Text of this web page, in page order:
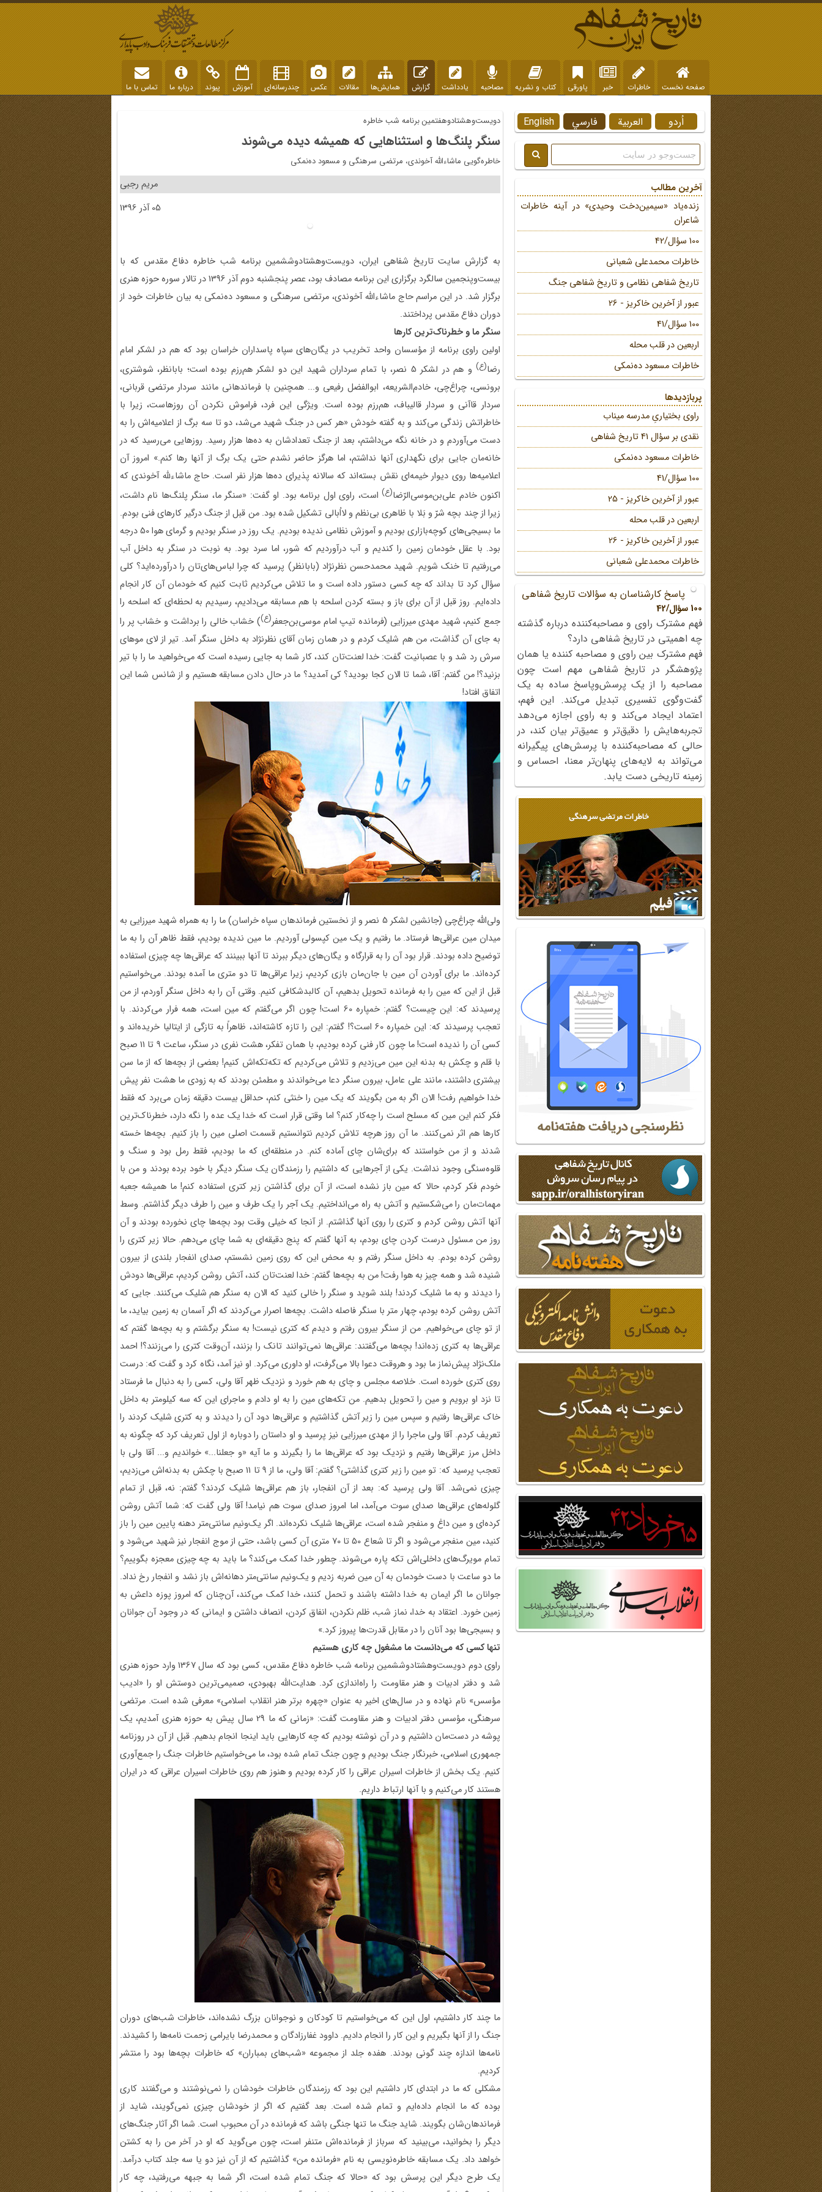
صفحه نخست خاطرات خبر پاورقی کتاب و نشریه مصاحبه یادداشت گزارش همایش‌ها مقالات عکس چندرسانه‌ای آموزش پیوند درباره ما تماس با ما
دویست‌وهشتادوهفتمین برنامه شب خاطره
سنگر پلنگ‌ها و استثنا‌‌هایی که همیشه دیده می‌شوند
خاطره‌گویی ماشاءالله آخوندی، مرتضی سرهنگی و مسعود ده‌نمکی
مریم رجبی
05 آذر 1396
به گزارش سایت تاریخ شفاهی ایران، دویست‌وهشتادوششمین برنامه شب خاطره دفاع مقدس که با
بیست‌وپنجمین سالگرد برگزاری این برنامه مصادف بود، عصر پنجشنبه دوم آذر 1396 در تالار سوره حوزه هنری
برگزار شد. در این مراسم حاج ماشاءالله آخوندی، مرتضی سرهنگی و مسعود ده‌نمکی به بیان خاطرات خود از
دوران دفاع مقدس پرداختند.
سنگر ما و خطرناک‌ترین کارها
اولین راوی برنامه از مؤسسان واحد تخریب در یگان‌های سپاه پاسداران خراسان بود که هم در لشکر امام
رضا(ع)
و هم در لشکر 5 نصر، با تمام سرداران شهید این دو لشکر هم‌رزم بوده است؛ بابانظر، شوشتری‌،
برونسی، چراغ‌چی، خادم‌الشریعه، ابوالفضل رفیعی و... همچنین با فرماندهانی مانند سردار مرتضی قربانی،
سردار قاآنی و سردار قالیباف، هم‌رزم بوده است. ویژگی این فرد، فراموش نکردن آن روزهاست، زیرا با
خاطراتش زندگی می‌کند و به گفته خودش «هر کس در جنگ شهید می‌شد، دو تا سه برگ از اعلامیه‌اش را به
دست می‌آوردم و در خانه نگه می‌داشتم، بعد از جنگ تعدادشان به ده‌ها هزار رسید. روزهایی می‌رسید که در
خانه‌مان جایی برای نگهداری آنها نداشتم، اما هرگز حاضر نشدم حتی یک برگ از آنها رها کنم.» امروز آن
اعلامیه‌ها روی دیوار خیمه‌ای نقش بسته‌اند که سالانه پذیرای ده‌ها هزار نفر است. حاج ماشاءلله آخوندی که
اکنون خادم علی‌بن‌موسی‌الرّضا(ع) است، راوی اول برنامه بود. او گفت: «سنگر ما، سنگر پلنگ‌ها نام داشت،
زیرا از چند بچه شرّ و بَلا با ظاهری بی‌نظم و لااُبالی تشکیل شده بود. من قبل از جنگ درگیر کارهای فنی بودم.
ما بسیجی‌های کوچه‌بازاری بودیم و آموزش نظامی ندیده بودیم. یک روز در سنگر بودیم و گرمای هوا 50 درجه
بود. با عقل خودمان زمین را کندیم و آب درآوردیم که شور، اما سرد بود. به نوبت در سنگر به داخل آب
می‌رفتیم تا خنک شویم. شهید محمد‌حسن نظرنژاد (بابانظر) پرسید که چرا لباس‌های‌تان را در‌آورده‌اید؟ کلی
سؤال کرد تا بداند که چه کسی دستور داده است و ما تلاش می‌کردیم ثابت کنیم که خودمان آن کار انجام
داده‌ایم. روز قبل از آن برای باز و بسته کردن اسلحه با هم مسابقه می‌دادیم، رسیدیم به لحظه‌ای که اسلحه را
جمع کنیم، شهید مهدی میرزایی (فرمانده تیپ امام موسی‌بن‌جعفر(ع)) خشاب خالی را برداشت و خشاب پر را
به جای آن گذاشت، من هم شلیک کردم و در همان زمان آقای نظرنژاد به داخل سنگر آمد. تیر از لای موهای
سرش رد شد و با عصبانیت گفت: خدا لعنت‌تان کند، کار شما به جایی رسیده است که می‌خواهید ما را با تیر
بزنید؟! من گفتم: آقا، شما تا الان کجا بودید؟ کی آمدید؟ ما در حال دادن مسابقه هستیم و از شانس شما این
اتفاق افتاد!
ولی‌الله چراغ‌چی (جانشین لشکر 5 نصر و از نخستین فرماندهان سپاه خراسان) ما را به همراه شهید میرزایی به
میدان مین عراقی‌ها فرستاد. ما رفتیم و یک مین کپسولی آوردیم. ما مین ندیده بودیم، فقط ظاهر آن را به ما
توضیح داده بودند. قرار بود آن را به قرارگاه و یگان‌های دیگر ببرند تا آنها ببینند که عراقی‌ها چه چیزی استفاده
کرده‌اند. ما برای آوردن آن مین با جان‌مان بازی کردیم، زیرا عراقی‌ها تا دو متری ما آمده بودند. می‌خواستیم
قبل از این که مین را به فرمانده تحویل بدهیم، آن کالبدشکافی‌ کنیم. وقتی آن را به داخل سنگر آوردم، از من
پرسیدند که: این چیست؟ گفتم: خمپاره 60 است! چون اگر می‌گفتم که مین است، همه فرار می‌کردند. با
تعجب پرسیدند که: این خمپاره 60 است؟! گفتم: این را تازه کاشته‌اند، ظاهراً به تازگی از ایتالیا خریده‌اند و
کسی آن را ندیده است! ما چون کار فنی کرده بودیم، با همان تفکر، هشت نفری در سنگر، ساعت 9 تا 11 صبح
با قلم و چکش به بدنه این مین می‌زدیم و تلاش می‌کردیم که تکه‌تکه‌اش کنیم! بعضی از بچه‌ها که از ما سن
بیشتری داشتند، مانند علی عامل، بیرون سنگر دعا می‌خواندند و مطمئن بودند که به زودی ما هشت نفر پیش
خدا خواهیم رفت! الان اگر به من بگویند که یک مین را خنثی کنم، حداقل بیست دقیقه زمان می‌برد که فقط
فکر کنم این مین که مسلح است را چه‌کار کنم؟ اما وقتی قرار است که خدا یک عده را نگه دارد، خطرناک‌ترین
کارها هم اثر نمی‌کنند. ما آن روز هرچه تلاش کردیم نتوانستیم قسمت اصلی مین را باز کنیم. بچه‌ها خسته
شدند و از من خواستند که برای‌شان چای آماده کنم. در منطقه‌ای که ما بودیم، فقط رمل بود و سنگ و
قلوه‌سنگی وجود نداشت. یکی از آجرهایی که داشتیم را رزمندگان یک سنگر دیگر با خود برده بودند و من با
خودم فکر کردم، حالا که مین باز نشده است، از آن برای گذاشتن زیر کتری استفاده کنم! ما همیشه جعبه
مهمات‌مان را می‌شکستیم و آتش به راه می‌انداختیم. یک آجر را یک طرف و مین را طرف دیگر گذاشتم. وسط
آنها آتش روشن کردم و کتری را روی آنها گذاشتم. از آنجا که خیلی وقت بود بچه‌ها چای نخورده بودند و آن
روز من مسئول درست کردن چای بودم، به آنها گفتم که پنج دقیقه‌ای به شما چای می‌دهم. حالا زیر کتری را
روشن کرده بودم. به داخل سنگر رفتم و به محض این که روی زمین نشستم، صدای انفجار بلندی از بیرون
شنیده شد و همه چیز به هوا رفت! من به بچه‌ها گفتم: خدا لعنت‌تان کند، آتش روشن کردیم، عراقی‌ها دودش
را دیدند و به ما شلیک کردند! بلند شوید و سنگر را خالی کنید که الان به سنگر هم شلیک می‌کنند. جایی که
آتش روشن کرده بودم، چهار متر با سنگر فاصله داشت. بچه‌ها اصرار می‌کردند که اگر آسمان به زمین بیاید، ما
از تو چای می‌خواهیم. من از سنگر بیرون رفتم و دیدم که کتری نیست! به سنگر برگشتم و به بچه‌ها گفتم که
عراقی‌ها به کتری زده‌اند! بچه‌ها می‌گفتند: عراقی‌ها نمی‌توانند تانک را بزنند، آن‌وقت کتری را می‌زنند؟! احمد
ملک‌نژاد پیش‌نماز ما بود و هروقت دعوا بالا می‌گرفت، او داوری می‌کرد. او نیز آمد، نگاه کرد و گفت که: درست
روی کتری خورده است. خلاصه مجلس و چای به هم خورد و نزدیک ظهر آقا ولی، کسی را به دنبال ما فرستاد
تا نزد او برویم و مین را تحویل بدهیم. من تکه‌های مین را به او دادم و ماجرای این که سه کیلومتر به داخل
خاک عراقی‌ها رفتیم و سپس مین را زیر آتش گذاشتیم و عراقی‌ها دود آن را دیدند و به کتری شلیک کردند را
تعریف کردم. آقا ولی ماجرا را از مهدی میرزایی نیز پرسید و او داستان را دوباره از اول تعریف کرد که چگونه به
داخل مرز عراقی‌ها رفتیم و نزدیک بود که عراقی‌ها ما را بگیرند و ما آیه «و جعلنا...» خواندیم و... آقا ولی با
تعجب پرسید که: تو مین را زیر کتری گذاشتی؟ گفتم: آقا ولی، ما از 9 تا 11 صبح با چکش به بدنه‌اش می‌زدیم،
چیزی نمی‌شد. آقا ولی پرسید که: بعد از آن انفجار، باز هم عراقی‌ها شلیک کردند؟ گفتم: نه، قبل از تمام
گلوله‌های عراقی‌ها صدای سوت می‌آمد، اما امروز صدای سوت هم نیامد! آقا ولی گفت که: شما آتش روشن
کرده‌ای و مین داغ و منفجر شده است، عراقی‌ها شلیک نکرده‌اند. اگر یک‌ونیم سانتی‌متر دهنه پایین مین را باز
کنید، مین منفجر می‌شود و اگر تا شعاع 50 تا 70 متری آن کسی باشد، حتی از موج انفجار نیز شهید می‌شود و
تمام مویرگ‌های داخلی‌اش تکه پاره می‌شوند. چطور خدا کمک می‌کند؟ ما باید به چه چیزی معجزه بگوییم؟
ما دو ساعت با دست خودمان به آن مین ضربه زدیم و یک‌ونیم سانتی‌متر دهانه‌اش باز نشد و انفجار رخ نداد.
جوانان ما اگر ایمان به خدا داشته باشند و تحمل کنند، خدا کمک می‌کند، آن‌چنان که امروز پوزه داعش به
زمین خورد. اعتقاد به خدا، نماز شب، ظلم نکردن، انفاق کردن، انصاف داشتن و ایمانی که در وجود آن جوانان
و بسیجی‌ها بود آنان را در مقابل قدرت‌ها پیروز کرد.»
تنها کسی که می‌دانست ما مشغول چه کاری هستیم
راوی دوم دویست‌وهشتادوششمین برنامه شب خاطره دفاع مقدس، کسی بود که سال 1367 وارد حوزه هنری
شد و دفتر ادبیات و هنر مقاومت را راه‌اندازی کرد. هدایت‌الله بهبودی، صمیمی‌ترین دوستش او را «ادیب
مؤسس» نام نهاده و در سال‌های اخیر به عنوان «چهره برتر هنر انقلاب اسلامی» معرفی شده است. مرتضی
سرهنگی، مؤسس دفتر ادبیات و هنر مقاومت گفت: «زمانی که ما 29 سال پیش به حوزه هنری آمدیم، یک
پوشه در دست‌مان داشتیم و در آن نوشته بودیم که چه کارهایی باید اینجا انجام بدهیم. قبل از آن در روزنامه
جمهوری اسلامی، خبرنگار جنگ بودیم و چون جنگ تمام شده بود، ما می‌خواستیم خاطرات جنگ را جمع‌آوری
کنیم. یک بخش از خاطرات اسیران عراقی را کار کرده بودیم و هنوز هم روی خاطرات اسیران عراقی که در ایران
هستند کار می‌کنیم و با آنها ارتباط داریم.
ما چند کار داشتیم، اول این که می‌خواستیم تا کودکان و نوجوانان بزرگ نشده‌اند، خاطرات شب‌های دوران
جنگ را از آنها بگیریم و این کار را انجام دادیم. داوود غفارزادگان و محمد‌رضا بایرامی زحمت نامه‌‌ها را کشیدند.
نامه‌ها اندازه چند گونی بودند. هفده جلد از مجموعه «شب‌های بمباران» که خاطرات بچه‌ها بود را منتشر
کردیم.
مشکلی که ما در ابتدای کار داشتیم این بود که رزمندگان خاطرات خودشان را نمی‌نوشتند و می‌گفتند کاری
بوده که ما انجام داده‌ایم و تمام شده است. بعد گفتیم که اگر از خودشان چیزی نمی‌گویند، شاید از
فرماندهان‌شان بگویند. شاید جنگ ما تنها جنگی باشد که فرمانده در آن محبوب است. شما اگر آثار جنگ‌های
دیگر را بخوانید، می‌بینید که سرباز از فرمانده‌اش متنفر است، چون می‌گوید که او در آخر من را به کشتن
خواهد داد. یک مسابقه خاطره‌نویسی به نام «فرمانده من» گذاشتیم که از آن نیز دو یا سه جلد کتاب درآمد.
یک طرح دیگر این پرسش بود که «حالا که جنگ تمام شده است، اگر شما به جبهه می‌رفتید، چه کار
English فارسي العربية اُردو
آخرین مطالب
زنده‌یاد «سیمین‌دخت وحیدی» در آینه خاطرات
شاعران
100 سؤال/42
خاطرات محمد‌علی شعبانی
تاریخ شفاهی نظامی و تاریخ شفاهی جنگ
عبور از آخرین خاکریز - 26
100 سؤال/41
اربعین در قلب محله
خاطرات مسعود ده‌نمکی
پربازدیدها
راوی بختیاریِ مدرسه میناب
نقدی بر سؤال 41 تاریخ شفاهی
خاطرات مسعود ده‌نمکی
100 سؤال/41
عبور از آخرین خاکریز - 25
اربعین در قلب محله
عبور از آخرین خاکریز - 26
خاطرات محمد‌علی شعبانی
پاسخ کارشناسان به سؤالات تاریخ شفاهی
100 سؤال/42
فهم مشترک راوی و مصاحبه‌کننده درباره گذشته
چه اهمیتی در تاریخ شفاهی دارد؟
فهم مشترک بین راوی و مصاحبه کننده یا همان
پژوهشگر در تاریخ شفاهی مهم است چون
مصاحبه را از یک پرسش‌وپاسخ ساده به یک
گفت‌وگوی تفسیری تبدیل می‌کند. این فهم،
اعتماد ایجاد می‌کند و به راوی اجازه می‌دهد
تجربه‌هایش را دقیق‌تر و عمیق‌تر بیان کند، در
حالی که مصاحبه‌کننده با پرسش‌های پیگیرانه
می‌تواند به لایه‌های پنهان‌تر معنا، احساس و
زمینه تاریخی دست یابد.